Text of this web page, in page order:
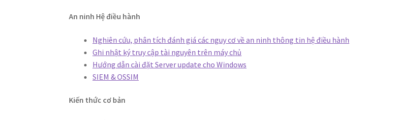
An ninh Hệ điều hành
Nghiên cứu, phân tích đánh giá các nguy cơ về an ninh thông tin hệ điều hành
Ghi nhật ký truy cập tài nguyên trên máy chủ
Hướng dẫn cài đặt Server update cho Windows
SIEM & OSSIM
Kiến thức cơ bản